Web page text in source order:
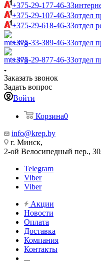
+375-29-177-46-33
+375-29-107-46-33отдел
+375-29-618-46-33отдел
+375-33-389-46-33отдел
+375-29-877-46-33отдел
Заказать звонок
Задать вопрос
Войти
Корзина0
info@krep.by
г. Минск,
2-ой Велосипедный пер.,
Telegram
Viber
Viber
Акции
Новости
Оплата
Доставка
Компания
Контакты
...